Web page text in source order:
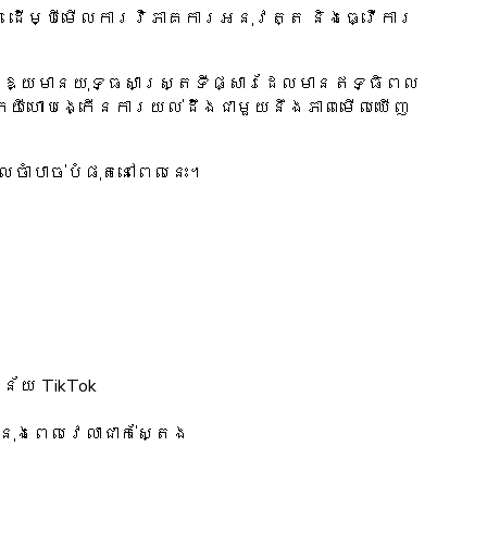
ម្បីមើលការវិភាគការអនុវត្ត និងធ្វើការ
បីឱ្យមានយុទ្ធសាស្ត្រទីផ្សារដែលមានឥទ្ធិពល
យីហោបង្កើនការយល់ដឹងជាមួយនឹងភាពមើលឃើញ
បាច់បំផុតនៅពេលនេះ។
TikTok
េលវេលាជាក់ស្តែង